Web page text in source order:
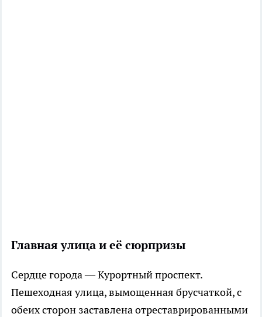
Главная улица и её сюрпризы
Сердце города — Курортный проспект.
Пешеходная улица, вымощенная брусчаткой, с
обеих сторон заставлена отреставрированными